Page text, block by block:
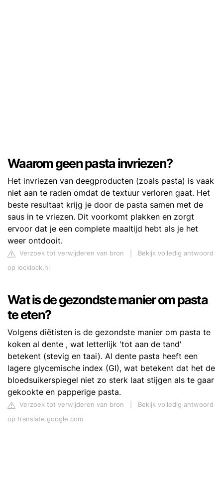
Waarom geen pasta invriezen?
Het invriezen van deegproducten (zoals pasta) is vaak
niet aan te raden omdat de textuur verloren gaat. Het
beste resultaat krijg je door de pasta samen met de
saus in te vriezen. Dit voorkomt plakken en zorgt
ervoor dat je een complete maaltijd hebt als je het
weer ontdooit.
Verzoek tot verwijderen van bron
Bekijk volledig antwoord
op locklock.nl
Wat is de gezondste manier om pasta
te eten?
Volgens diëtisten is de gezondste manier om pasta te
koken al dente , wat letterlijk 'tot aan de tand'
betekent (stevig en taai). Al dente pasta heeft een
lagere glycemische index (GI), wat betekent dat het de
bloedsuikerspiegel niet zo sterk laat stijgen als te gaar
gekookte en papperige pasta.
Verzoek tot verwijderen van bron
Bekijk volledig antwoord
op translate.google.com